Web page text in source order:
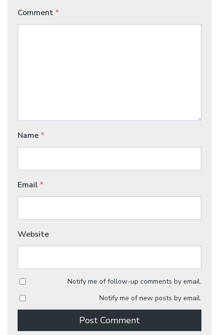
Comment *
Name *
Email *
Website
Notify me of follow-up comments by email.
Notify me of new posts by email.